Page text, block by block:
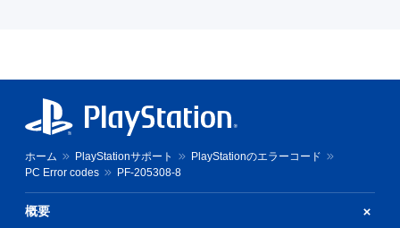
ホーム PlayStationサポート
PlayStationのエラーコード
PC Error codes
PF-205308-8
概要